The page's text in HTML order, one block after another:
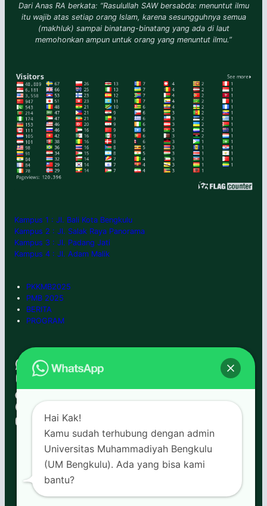
Dari Anas RA berkata: “Rasulullah SAW bersabda: menuntut ilmu
itu wajib atas setiap orang Islam, karena sesungguhnya semua
(makhluk) sampai binatang-binatang yang ada di laut
memohonkan ampun untuk orang yang menuntut ilmu.”
Kampus 1 : Jl. Bali Kota Bengkulu
Kampus 2 : Jl. Salak Raya Panorama
Kampus 3 : Jl. Padang Jati
Kampus 4 : Jl. Adam Malik
PKKMB2025
PMB 2025
BERITA
PROGRAM
WhatsApp 0852-6666-7992
Instagram umbengkulu
TikTok
Facebook umbengkulu
YouTube umb tv
Hai Kak!
Kamu sudah terhubung dengan admin
Universitas Muhammadiyah Bengkulu
(UM Bengkulu). Ada yang bisa kami
bantu?